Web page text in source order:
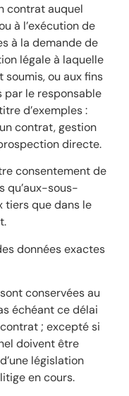
contrat auquel
à l’exécution de
à la demande de
légale à laquelle
ou aux fins
le responsable
d’exemples :
contrat, gestion
directe.
consentement de
qu’aux-sous-
tiers que dans le
données exactes
conservées au
échéant ce délai
; excepté si
doivent être
législation
en cours.